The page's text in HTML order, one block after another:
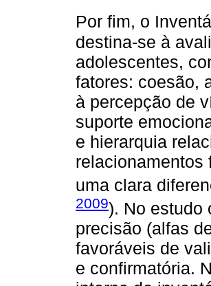
Por fim, o
destina-se à
adolescentes,
fatores: coesão,
à percepção de
suporte
e hierarquia
relacionamentos
uma clara
2009). No estudo
precisão (alfas
favoráveis de
e confirmatória.